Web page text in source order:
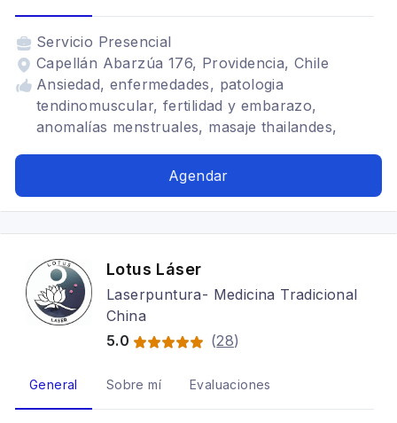
Servicio Presencial
Capellán Abarzúa 176, Providencia, Chile
Ansiedad, enfermedades, patologia
tendinomuscular, fertilidad y embarazo,
anomalías menstruales, masaje thailandes,
gastrointestinal, ventosaterapia, medicina china
Agendar
Lotus Láser
Laserpuntura- Medicina Tradicional
China
5.0
(28)
General Sobre mí Evaluaciones